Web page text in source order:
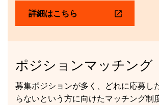
詳細はこちら
ポジションマッチング
募集ポジションが多く、どれに応募し
らないという方に向けたマッチング制